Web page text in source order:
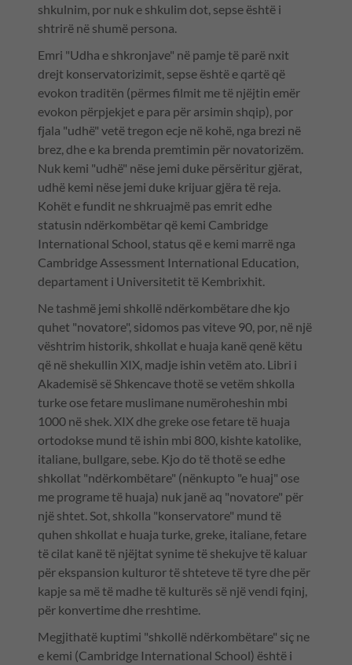
shkulnim, por nuk e shkulim dot, sepse është i
shtrirë në shumë persona.
Emri "Udha e shkronjave" në pamje të parë nxit
drejt konservatorizimit, sepse është e qartë që
evokon traditën (përmes filmit me të njëjtin emër
evokon përpjekjet e para për arsimin shqip), por
fjala "udhë" vetë tregon ecje në kohë, nga brezi në
brez, dhe e ka brenda premtimin për novatorizëm.
Nuk kemi "udhë" nëse jemi duke përsëritur gjërat,
udhë kemi nëse jemi duke krijuar gjëra të reja.
Kohët e fundit ne shkruajmë pas emrit edhe
statusin ndërkombëtar që kemi Cambridge
International School, status që e kemi marrë nga
Cambridge Assessment International Education,
departament i Universitetit të Kembrixhit.
Ne tashmë jemi shkollë ndërkombëtare dhe kjo
quhet "novatore", sidomos pas viteve 90, por, në një
vështrim historik, shkollat e huaja kanë qenë këtu
që në shekullin XIX, madje ishin vetëm ato. Libri i
Akademisë së Shkencave thotë se vetëm shkolla
turke ose fetare muslimane numëroheshin mbi
1000 në shek. XIX dhe greke ose fetare të huaja
ortodokse mund të ishin mbi 800, kishte katolike,
italiane, bullgare, sebe. Kjo do të thotë se edhe
shkollat "ndërkombëtare" (nënkupto "e huaj" ose
me programe të huaja) nuk janë aq "novatore" për
një shtet. Sot, shkolla "konservatore" mund të
quhen shkollat e huaja turke, greke, italiane, fetare
të cilat kanë të njëjtat synime të shekujve të kaluar
për ekspansion kulturor të shteteve të tyre dhe për
kapje sa më të madhe të kulturës së një vendi fqinj,
për konvertime dhe rreshtime.
Megjithatë kuptimi "shkollë ndërkombëtare" siç ne
e kemi (Cambridge International School) është i